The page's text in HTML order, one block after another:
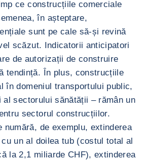
ce construcțiile comerciale
în așteptare,
sunt pe cale să-și revină
scăzut. Indicatorii anticipatori
de autorizații de construire
tendință. În plus, construcțiile
în domeniul transportului public,
sectorului sănătății – rămân un
sectorul construcțiilor.
numără, de exemplu, extinderea
un al doilea tub (costul total al
la 2,1 miliarde CHF), extinderea